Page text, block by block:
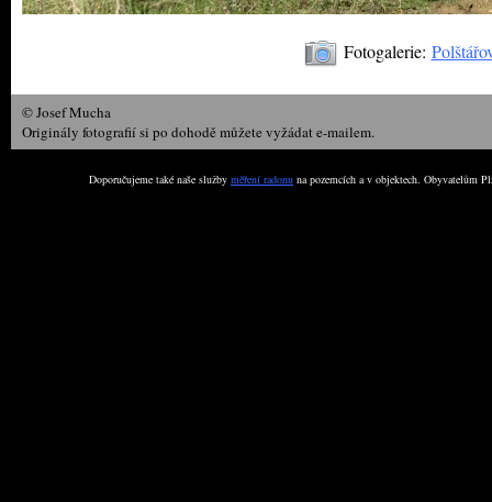
Fotogalerie:
© Josef Mucha
Originály fotografií si po dohodě můžete vyžádat e-mailem.
Doporučujeme také naše služby měření radonu na pozemcích a v objektech. Obyvatelům